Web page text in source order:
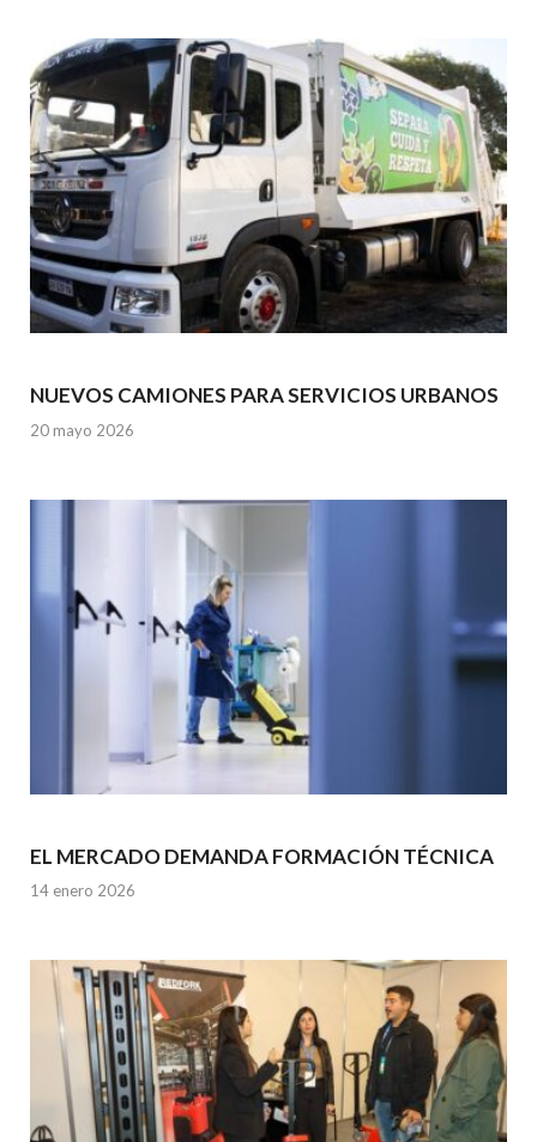
o
k
p
p
NUEVOS CAMIONES PARA SERVICIOS URBANOS
20 mayo 2026
EL MERCADO DEMANDA FORMACIÓN TÉCNICA
14 enero 2026